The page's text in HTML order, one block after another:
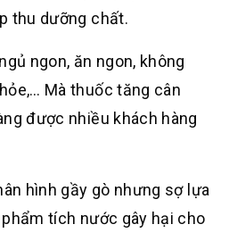
thu dưỡng chất.
ngon, ăn ngon, không
Mà thuốc tăng cân
được nhiều khách hàng
hình gầy gò nhưng sợ lựa
tích nước gây hại cho